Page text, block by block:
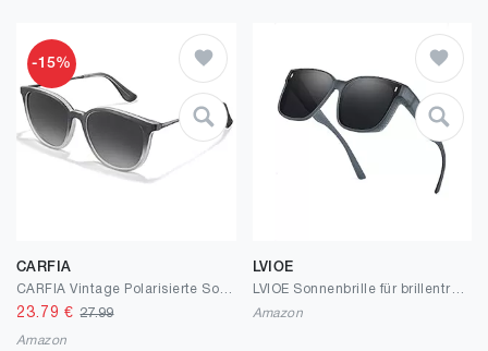
-15%
CARFIA
23.79 €27.99
Amazon
LVIOE
LVIOE Sonnenbrille für brillenträger Herren und Damen Überbrille Sonnenbrillen Polarisiert Fit-over Brille
Amazon